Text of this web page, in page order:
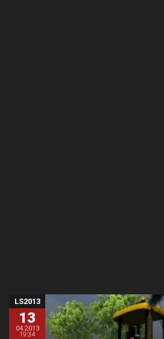
LS2013
13
04.2013
19:34